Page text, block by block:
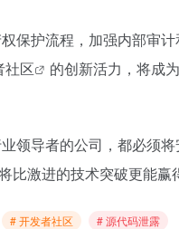
保护流程，加强内部审
社区
的创新活力，将成
领导者的公司，都必须
激进的技术突破更能赢
# 开发者社区 # 源代码泄露